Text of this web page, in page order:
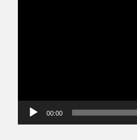
00:00